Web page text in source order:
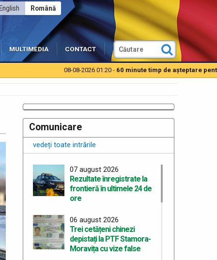
Română
English
MULTIMEDIA CONTACT
08-08-2026 01:20 -60 minute timp de aşteptare pentru
Comunicare
vedeți toate intrările
07 august 2026
Rezultate înregistrate la
frontieră în ultimele 24 de
ore
06 august 2026
Trei cetățeni chinezi
depistați la PTF Stamora-
Moravița cu vize false